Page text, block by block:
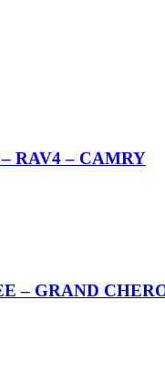
RAV4 – CAMRY
– GRAND